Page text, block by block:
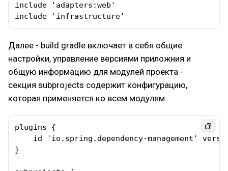
include 'adapters:web'
include 'infrastructure'
Далее - build.gradle включает в себя общие
настройки, управление версиями приложния и
общую информацию для модулей проекта -
секция subprojects содержит конфигурацию,
которая применяется ко всем модулям:
plugins {
id 'io.spring.dependency-management'
}